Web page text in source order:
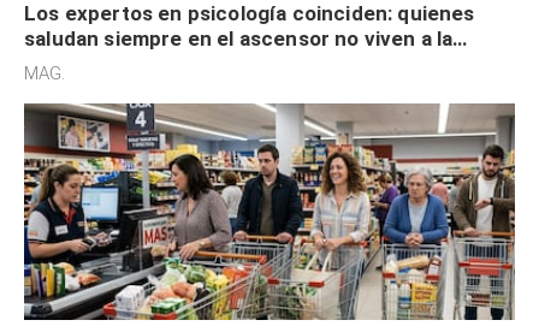
Los expertos en psicología coinciden: quienes
saludan siempre en el ascensor no viven a la
defensiva y tienen apertura social
MAG.